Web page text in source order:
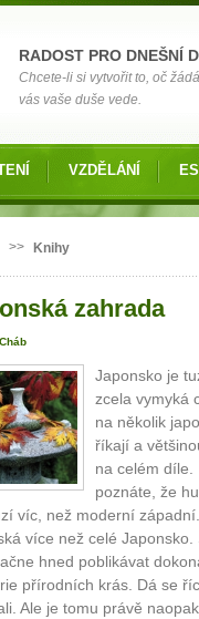
RADOST PRO DNEŠNÍ
Chcete-li si vytvořit to, oč
vás vaše duše vede.
VZDĚLÁNÍ
>> Knihy
zahrada
Japonsko je
zcela vymyká
na několik
říkají a
na celém díle.
poznáte, že
víc, než moderní
více než celé
hned poblikávat
přírodních krás. Dá se
Ale je tomu právě